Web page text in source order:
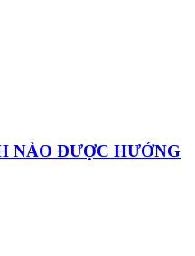
NÀO ĐƯỢC HƯỞNG